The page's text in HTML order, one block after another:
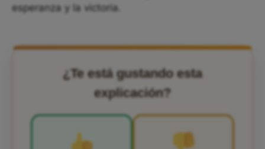
esperanza y la victoria.
¿Te está gustando esta
explicación?